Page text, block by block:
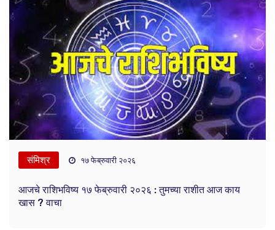
संमिश्र १७ फेब्रुवारी २०२६
आजचे राशिभविष्य १७ फेब्रुवारी २०२६ : तुमच्या राशीत आज काय
खास ? वाचा